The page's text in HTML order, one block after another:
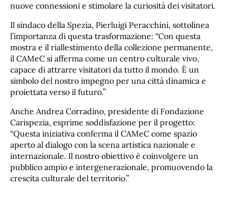
nuove connessioni e stimolare la curiosità dei visitatori.
Il sindaco della Spezia, Pierluigi Peracchini, sottolinea
l’importanza di questa trasformazione: “Con questa
mostra e il riallestimento della collezione permanente,
il CAMeC si afferma come un centro culturale vivo,
capace di attrarre visitatori da tutto il mondo. È un
simbolo del nostro impegno per una città dinamica e
proiettata verso il futuro.”
Anche Andrea Corradino, presidente di Fondazione
Carispezia, esprime soddisfazione per il progetto:
“Questa iniziativa conferma il CAMeC come spazio
aperto al dialogo con la scena artistica nazionale e
internazionale. Il nostro obiettivo è coinvolgere un
pubblico ampio e intergenerazionale, promuovendo la
crescita culturale del territorio.”